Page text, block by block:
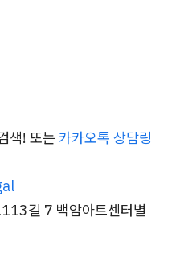
색! 또는 카카오톡 상담링
길 7 백암아트센터별